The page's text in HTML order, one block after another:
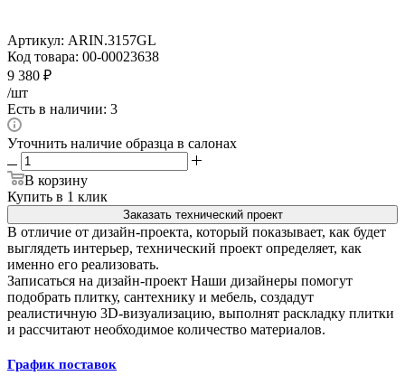
Артикул: ARIN.3157GL
Код товара: 00-00023638
9 380 ₽
/шт
Есть в наличии: 3
Уточнить наличие образца в салонах
В корзину
Купить в 1 клик
Заказать технический проект
В отличие от дизайн-проекта, который показывает, как будет
выглядеть интерьер, технический проект определяет, как
именно его реализовать.
Записаться на дизайн-проект Наши дизайнеры помогут
подобрать плитку, сантехнику и мебель, создадут
реалистичную 3D-визуализацию, выполнят раскладку плитки
и рассчитают необходимое количество материалов.
График поставок